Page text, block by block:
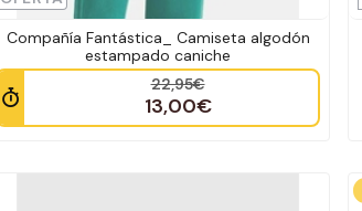
Compañía Fantástica_ Camiseta algodón
estampado caniche
22,95€
13,00€